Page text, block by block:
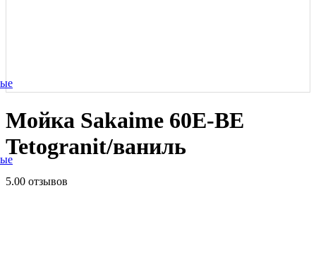
Мойка Sakaime 60E-BE
Tetogranit/ваниль
5.00 отзывов